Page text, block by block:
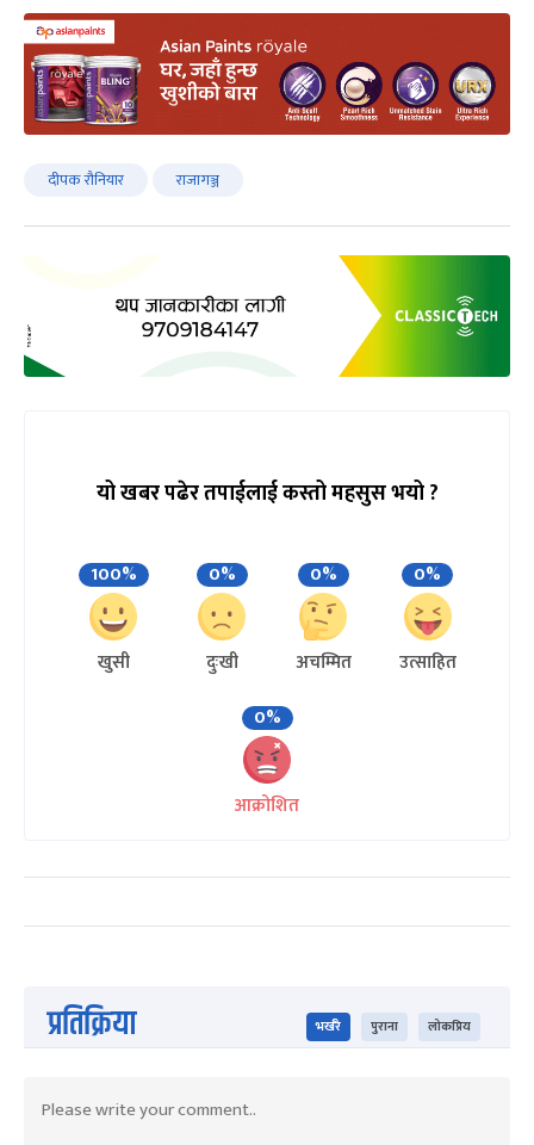
दीपक रौनियार राजागञ्ज
यो खबर पढेर तपाईलाई कस्तो महसुस भयो ?
100%
खुसी
0%
दुःखी
0%
अचम्मित
0%
उत्साहित
0%
आक्रोशित
प्रतिक्रिया भर्खरै पुराना लोकप्रिय